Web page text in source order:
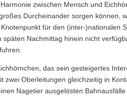
zwischen Mensch und
Durcheinander sorgen können,
für den (inter-)nationalen
Nachmittag hinein nicht
das sein gesteigertes
zwei Oberleitungen gleichzeitig in
Nagetier ausgelösten